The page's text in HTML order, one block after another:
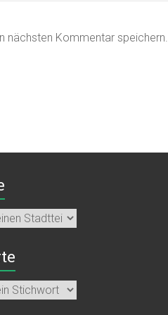
nächsten Kommentar speichern.